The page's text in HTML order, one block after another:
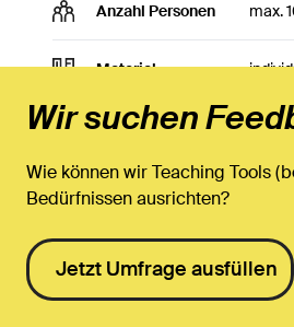
Anzahl Personen max.
Material
Teams Informationsseite
Informatik
Wir suchen
Wie können wir Teaching Tools
Bedürfnissen ausrichten?
Jetzt Umfrage ausfüllen